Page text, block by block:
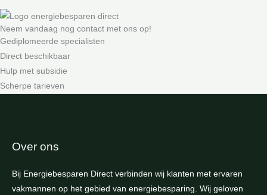
Neem vandaag nog contact met ons op!
Gediplomeerde specialisten
Direct beschikbaar
Hulp met subsidie
Scherpe tarieven
Over ons
Bij Energiebesparen Direct verbinden wij klanten met ervaren
vakmannen op het gebied van energiebesparing. Wij geloven